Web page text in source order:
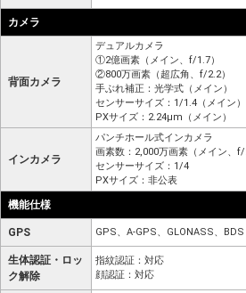
カメラ
背面カメラ
デュアルカメラ
①2億画素（メイン、f/1.7）
②800万画素（超広角、f/2.2）
手ぶれ補正：光学式（メイン）
センサーサイズ：1/1.4（メイン）
PXサイズ：2.24μm（メイン）
インカメラ
パンチホール式インカメラ
画素数：2,000万画素（メイン、f/
センサーサイズ：1/4
PXサイズ：非公表
機能仕様
GPS GPS、A-GPS、GLONASS、
生体認証・ロッ
ク解除
指紋認証：対応
顔認証：対応